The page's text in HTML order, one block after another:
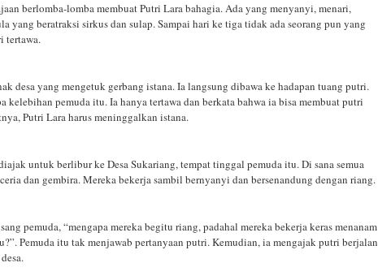
berlomba-lomba membuat Putri Lara bahagia. Ada yang menyanyi, menari,
yang beratraksi sirkus dan sulap. Sampai hari ke tiga tidak ada seorang pun yang
tertawa.
desa yang mengetuk gerbang istana. Ia langsung dibawa ke hadapan tuang putri.
kelebihan pemuda itu. Ia hanya tertawa dan berkata bahwa ia bisa membuat putri
Putri Lara harus meninggalkan istana.
untuk berlibur ke Desa Sukariang, tempat tinggal pemuda itu. Di sana semua
dan gembira. Mereka bekerja sambil bernyanyi dan bersenandung dengan riang.
pemuda, “mengapa mereka begitu riang, padahal mereka bekerja keras menanam
Pemuda itu tak menjawab pertanyaan putri. Kemudian, ia mengajak putri berjalan